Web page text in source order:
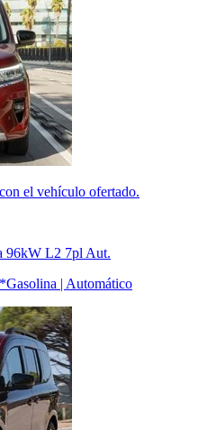
el vehículo ofertado.
96kW L2 7pl Aut.
Gasolina | Automático